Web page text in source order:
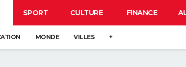
SPORT CULTURE FINANCE
MONDE VILLES +